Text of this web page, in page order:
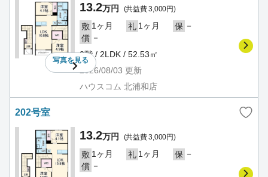
写真を見る
13.2万円 (共益費 3,000円)
敷 1ヶ月 礼 1ヶ月 保 －
償 －
2階 / 2LDK / 52.53㎡
2026/08/03 更新
ハウスコム 北浦和店
202号室
13.2万円 (共益費 3,000円)
敷 1ヶ月 礼 1ヶ月 保 －
償 －